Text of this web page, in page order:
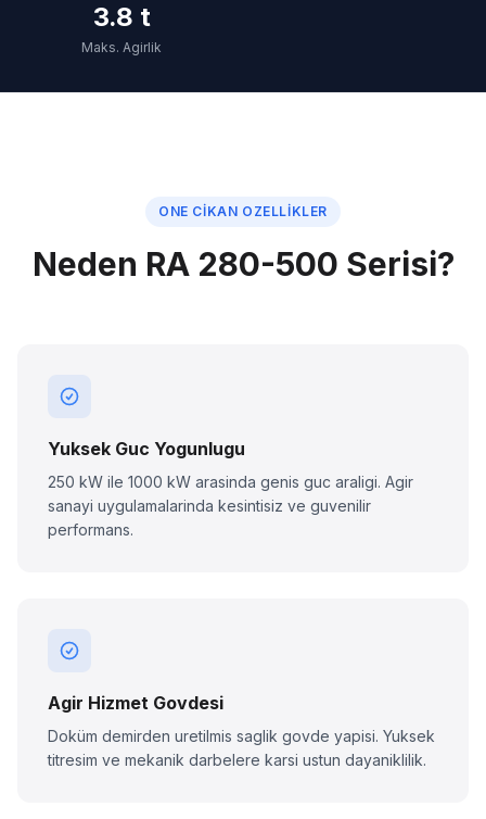
3.8 t
Maks. Agirlik
ONE CIKAN OZELLIKLER
Neden RA 280-500 Serisi?
Yuksek Guc Yogunlugu
250 kW ile 1000 kW arasinda genis guc araligi. Agir
sanayi uygulamalarinda kesintisiz ve guvenilir
performans.
Agir Hizmet Govdesi
Doküm demirden uretilmis saglik govde yapisi. Yuksek
titresim ve mekanik darbelere karsi ustun dayaniklilik.